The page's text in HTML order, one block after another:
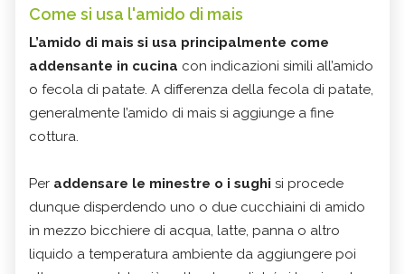
Come si usa l'amido di mais
L’amido di mais si usa principalmente come
addensante in cucina con indicazioni simili all’amido
o fecola di patate. A differenza della fecola di patate,
generalmente l’amido di mais si aggiunge a fine
cottura.
Per addensare le minestre o i sughi si procede
dunque disperdendo uno o due cucchiaini di amido
in mezzo bicchiere di acqua, latte, panna o altro
liquido a temperatura ambiente da aggiungere poi